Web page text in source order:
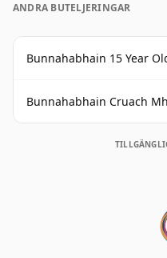
ANDRA BUTELJERINGAR
Bunnahabhain 15 Year Old An Cuan
Bunnahabhain Cruach